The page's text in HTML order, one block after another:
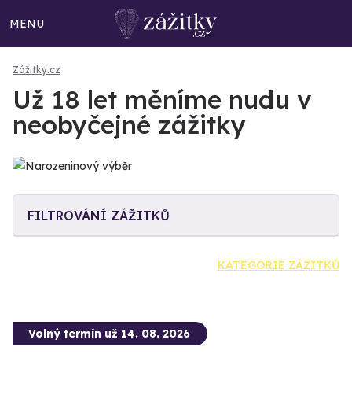
MENU
Zážitky.cz
Už 18 let měníme nudu v
neobyčejné zážitky
FILTROVÁNÍ ZÁŽITKŮ
KATEGORIE ZÁŽITKŮ
Volný termín už 14. 08. 2026